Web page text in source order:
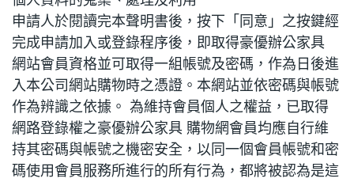
申請人於閱讀完本聲明書後，按下「同意」之按鍵經
完成申請加入或登錄程序後，即取得豪優辦公家具
網站會員資格並可取得一組帳號及密碼，作為日後進
入本公司網站購物時之憑證。本網站並依密碼與帳號
作為辨識之依據。 為維持會員個人之權益，已取得
網路登錄權之豪優辦公家具 購物網會員均應自行維
持其密碼與帳號之機密安全，以同一個會員帳號和密
碼使用會員服務所進行的所有行為，都將被認為是這